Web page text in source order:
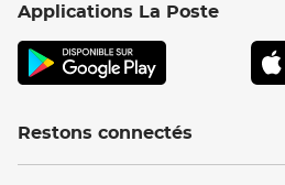
Applications La Poste
Restons connectés